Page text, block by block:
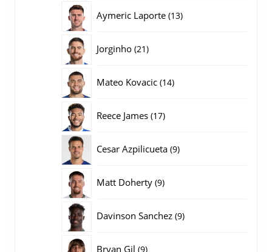
Aymeric Laporte 1313
Jorginho 2121
Mateo Kovacic 1414
Reece James 1717
Cesar Azpilicueta 99
Matt Doherty 99
Davinson Sanchez 99
Bryan Gil 99